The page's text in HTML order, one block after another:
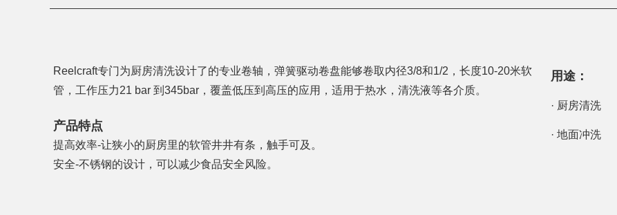
Reelcraft专门为厨房清洗设计了的专业卷轴，弹簧驱动卷盘能够卷取内径3/8和1/2，长度10-20米软
管，工作压力21 bar 到345bar，覆盖低压到高压的应用，适用于热水，清洗液等各介质。
产品特点
提高效率-让狭小的厨房里的软管井井有条，触手可及。
安全-不锈钢的设计，可以减少食品安全风险。
用途：
· 厨房清洗
· 地面冲洗